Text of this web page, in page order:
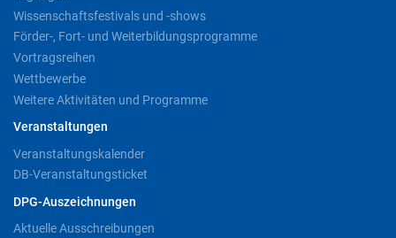
Wissenschaftsfestivals und -shows
Förder-, Fort- und Weiterbildungsprogramme
Vortragsreihen
Wettbewerbe
Weitere Aktivitäten und Programme
Veranstaltungen
Veranstaltungskalender
DB-Veranstaltungsticket
DPG-Auszeichnungen
Aktuelle Ausschreibungen